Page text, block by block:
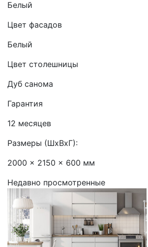
Белый
Цвет фасадов
Белый
Цвет столешницы
Дуб санома
Гарантия
12 месяцев
Размеры (ШхВхГ):
2000 x 2150 x 600 мм
Недавно просмотренные